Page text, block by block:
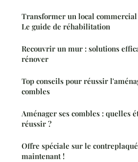
Transformer un local
Le guide de réhabilitation
Recouvrir un mur : solutions
rénover
Top conseils pour réussir
combles
Aménager ses combles : quelles
réussir ?
Offre spéciale sur le
maintenant !